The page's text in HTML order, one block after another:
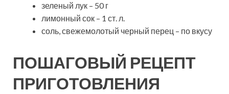
зеленый лук – 50 г
лимонный сок – 1 ст. л.
соль, свежемолотый черный перец – по вкусу
ПОШАГОВЫЙ РЕЦЕПТ
ПРИГОТОВЛЕНИЯ